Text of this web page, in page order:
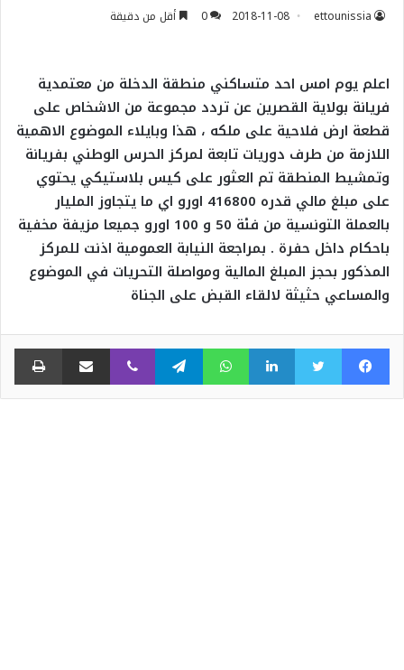
ettounissia
2018-11-08
0 أقل من دقيقة
اعلم يوم امس احد متساكني منطقة الدخلة من معتمدية
فريانة بولاية القصرين عن تردد مجموعة من الاشخاص على
قطعة ارض فلاحية على ملكه ، هذا وبايلاء الموضوع الاهمية
اللازمة من طرف دوريات تابعة لمركز الحرس الوطني بفريانة
وتمشيط المنطقة تم العثور على كيس بلاستيكي يحتوي
على مبلغ مالي قدره 416800 اورو اي ما يتجاوز المليار
بالعملة التونسية من فئة 50 و 100 اورو جميعا مزيفة مخفية
باحكام داخل حفرة . بمراجعة النيابة العمومية اذنت للمركز
المذكور بحجز المبلغ المالية ومواصلة التحريات في الموضوع
والمساعي حثيثة لالقاء القبض على الجناة
فيسبوك تويتر لينكدإن واتساب تيلقرام ڤايبر مشاركة عبر البريد